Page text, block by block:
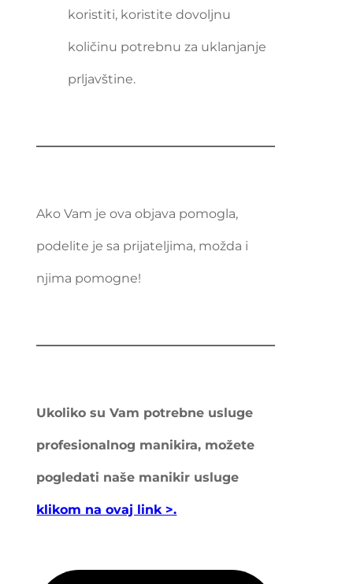
koristiti, koristite dovoljnu
količinu potrebnu za uklanjanje
prljavštine.
Ako Vam je ova objava pomogla,
podelite je sa prijateljima, možda i
njima pomogne!
Ukoliko su Vam potrebne usluge
profesionalnog manikira, možete
pogledati naše manikir usluge
klikom na ovaj link >.